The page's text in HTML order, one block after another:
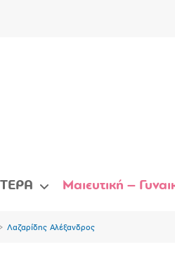
Μαιευτική –
Λαζαρίδης Αλέξανδρος